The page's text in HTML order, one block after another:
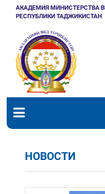
АКАДЕМИЯ МИНИСТЕРСТВА
РЕСПУБЛИКИ ТАДЖИКИСТАН
НОВОСТИ